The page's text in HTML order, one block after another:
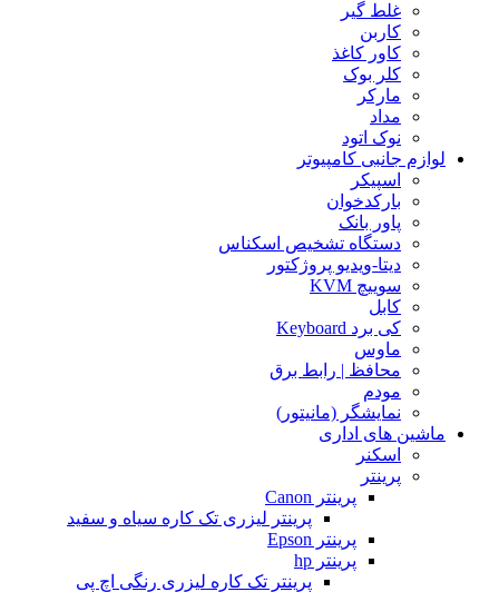
غلط گیر
کاربن
کاور کاغذ
کلر بوک
مارکر
مداد
نوک اتود
لوازم جانبی کامپیوتر
اسپیکر
بارکدخوان
پاور بانک
دستگاه تشخیص اسکناس
دیتا-ویدیو پروژکتور
سوییچ KVM
کابل
کی برد Keyboard
ماوس
محافظ | رابط برق
مودم
نمایشگر (مانیتور)
ماشین های اداری
اسکنر
پرینتر
پرینتر Canon
پرینتر لیزری تک کاره سیاه و سفید
پرینتر Epson
پرینتر hp
پرینتر تک کاره لیزری رنگی اچ پی